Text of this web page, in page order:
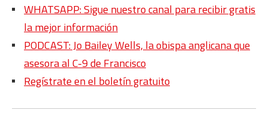
WHATSAPP: Sigue nuestro canal para recibir gratis
la mejor información
PODCAST: Jo Bailey Wells, la obispa anglicana que
asesora al C-9 de Francisco
Regístrate en el boletín gratuito